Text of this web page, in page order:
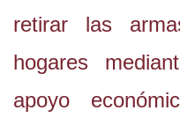
retirar las
hogares
apoyo